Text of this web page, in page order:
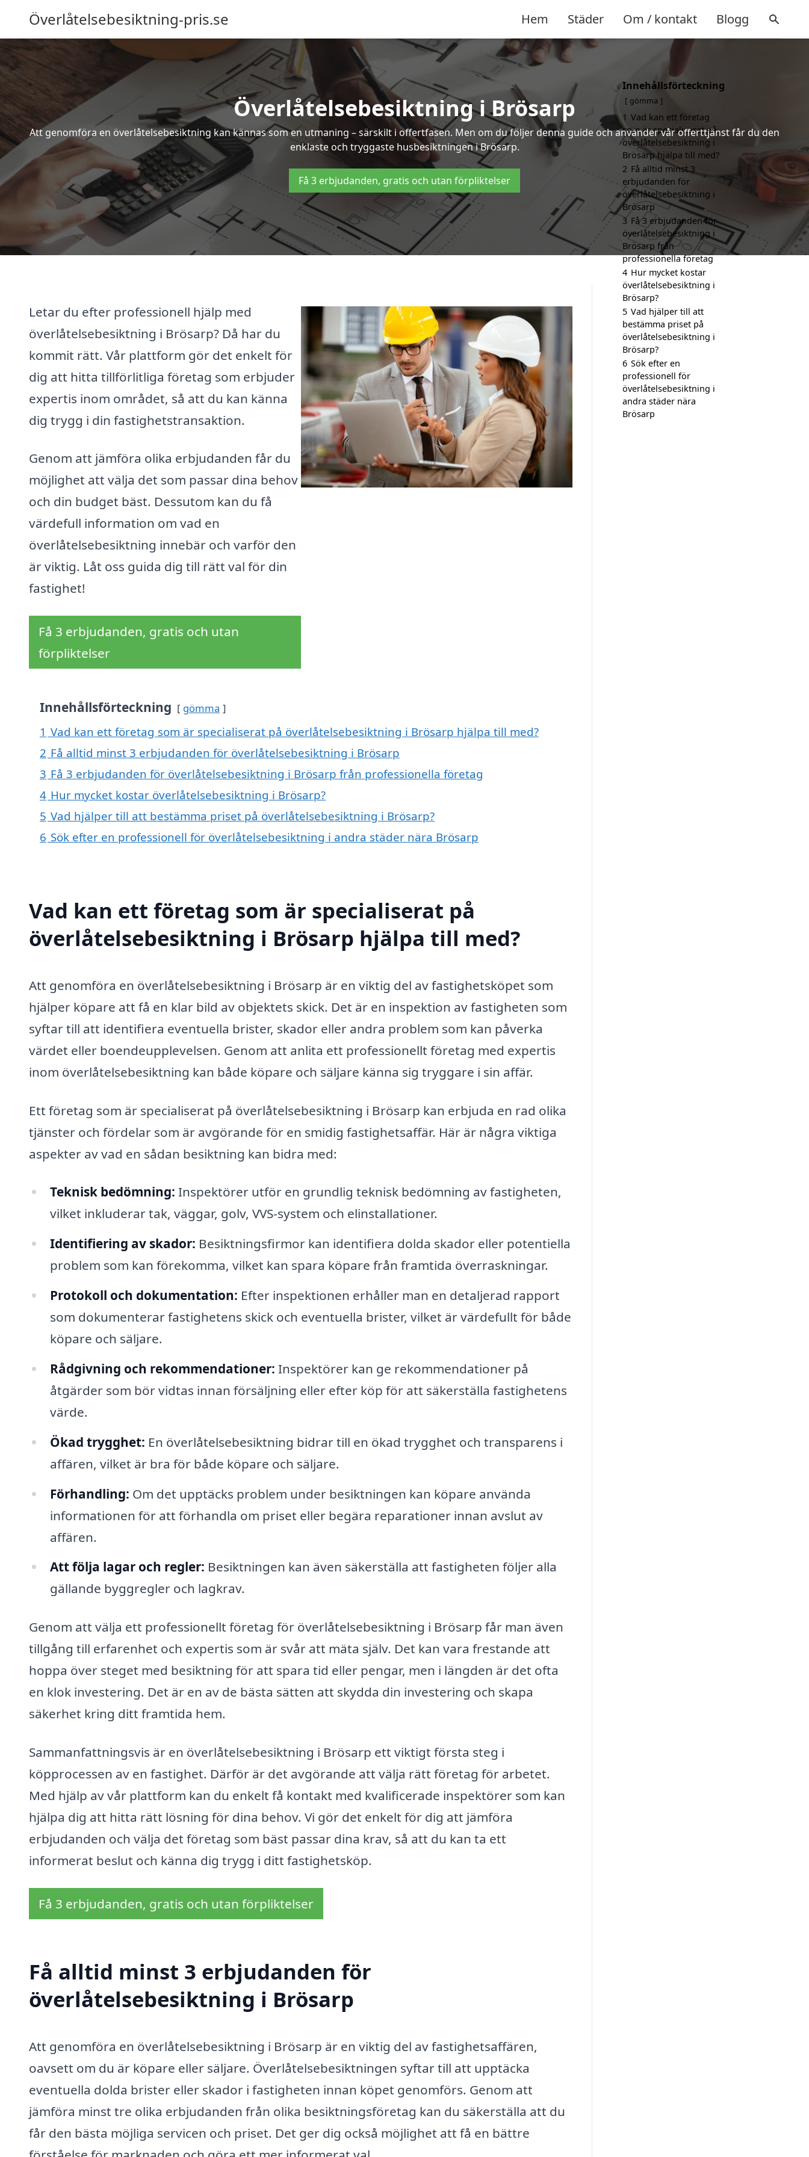
Överlåtelsebesiktning-pris.se Hem Städer Om / kontakt Blogg
Överlåtelsebesiktning i Brösarp
Att genomföra en överlåtelsebesiktning kan kännas som en utmaning – särskilt i offertfasen. Men om du följer denna guide och använder vår offerttjänst får du den
enklaste och tryggaste husbesiktningen i Brösarp.
Få 3 erbjudanden, gratis och utan förpliktelser
Letar du efter professionell hjälp med
överlåtelsebesiktning i Brösarp? Då har du
kommit rätt. Vår plattform gör det enkelt för
dig att hitta tillförlitliga företag som erbjuder
expertis inom området, så att du kan känna
dig trygg i din fastighetstransaktion.
Genom att jämföra olika erbjudanden får du
möjlighet att välja det som passar dina behov
och din budget bäst. Dessutom kan du få
värdefull information om vad en
överlåtelsebesiktning innebär och varför den
är viktig. Låt oss guida dig till rätt val för din
fastighet!
Få 3 erbjudanden, gratis och utan
förpliktelser
Innehållsförteckning gömma
1 Vad kan ett företag som är specialiserat på överlåtelsebesiktning i Brösarp hjälpa till med?
2 Få alltid minst 3 erbjudanden för överlåtelsebesiktning i Brösarp
3 Få 3 erbjudanden för överlåtelsebesiktning i Brösarp från professionella företag
4 Hur mycket kostar överlåtelsebesiktning i Brösarp?
5 Vad hjälper till att bestämma priset på överlåtelsebesiktning i Brösarp?
6 Sök efter en professionell för överlåtelsebesiktning i andra städer nära Brösarp
Vad kan ett företag som är specialiserat på
överlåtelsebesiktning i Brösarp hjälpa till med?
Att genomföra en överlåtelsebesiktning i Brösarp är en viktig del av fastighetsköpet som
hjälper köpare att få en klar bild av objektets skick. Det är en inspektion av fastigheten som
syftar till att identifiera eventuella brister, skador eller andra problem som kan påverka
värdet eller boendeupplevelsen. Genom att anlita ett professionellt företag med expertis
inom överlåtelsebesiktning kan både köpare och säljare känna sig tryggare i sin affär.
Ett företag som är specialiserat på överlåtelsebesiktning i Brösarp kan erbjuda en rad olika
tjänster och fördelar som är avgörande för en smidig fastighetsaffär. Här är några viktiga
aspekter av vad en sådan besiktning kan bidra med:
Teknisk bedömning: Inspektörer utför en grundlig teknisk bedömning av fastigheten,
vilket inkluderar tak, väggar, golv, VVS-system och elinstallationer.
Identifiering av skador: Besiktningsfirmor kan identifiera dolda skador eller potentiella
problem som kan förekomma, vilket kan spara köpare från framtida överraskningar.
Protokoll och dokumentation: Efter inspektionen erhåller man en detaljerad rapport
som dokumenterar fastighetens skick och eventuella brister, vilket är värdefullt för både
köpare och säljare.
Rådgivning och rekommendationer: Inspektörer kan ge rekommendationer på
åtgärder som bör vidtas innan försäljning eller efter köp för att säkerställa fastighetens
värde.
Ökad trygghet: En överlåtelsebesiktning bidrar till en ökad trygghet och transparens i
affären, vilket är bra för både köpare och säljare.
Förhandling: Om det upptäcks problem under besiktningen kan köpare använda
informationen för att förhandla om priset eller begära reparationer innan avslut av
affären.
Att följa lagar och regler: Besiktningen kan även säkerställa att fastigheten följer alla
gällande byggregler och lagkrav.
Genom att välja ett professionellt företag för överlåtelsebesiktning i Brösarp får man även
tillgång till erfarenhet och expertis som är svår att mäta själv. Det kan vara frestande att
hoppa över steget med besiktning för att spara tid eller pengar, men i längden är det ofta
en klok investering. Det är en av de bästa sätten att skydda din investering och skapa
säkerhet kring ditt framtida hem.
Sammanfattningsvis är en överlåtelsebesiktning i Brösarp ett viktigt första steg i
köpprocessen av en fastighet. Därför är det avgörande att välja rätt företag för arbetet.
Med hjälp av vår plattform kan du enkelt få kontakt med kvalificerade inspektörer som kan
hjälpa dig att hitta rätt lösning för dina behov. Vi gör det enkelt för dig att jämföra
erbjudanden och välja det företag som bäst passar dina krav, så att du kan ta ett
informerat beslut och känna dig trygg i ditt fastighetsköp.
Få 3 erbjudanden, gratis och utan förpliktelser
Få alltid minst 3 erbjudanden för
överlåtelsebesiktning i Brösarp
Att genomföra en överlåtelsebesiktning i Brösarp är en viktig del av fastighetsaffären,
oavsett om du är köpare eller säljare. Överlåtelsebesiktningen syftar till att upptäcka
eventuella dolda brister eller skador i fastigheten innan köpet genomförs. Genom att
jämföra minst tre olika erbjudanden från olika besiktningsföretag kan du säkerställa att du
får den bästa möjliga servicen och priset. Det ger dig också möjlighet att få en bättre
Innehållsförteckning
gömma
1 Vad kan ett företag
som är specialiserat på
överlåtelsebesiktning i
Brösarp hjälpa till med?
2 Få alltid minst 3
erbjudanden för
överlåtelsebesiktning i
Brösarp
3 Få 3 erbjudanden för
överlåtelsebesiktning i
Brösarp från
professionella företag
4 Hur mycket kostar
överlåtelsebesiktning i
Brösarp?
5 Vad hjälper till att
bestämma priset på
överlåtelsebesiktning i
Brösarp?
6 Sök efter en
professionell för
överlåtelsebesiktning i
andra städer nära
Brösarp